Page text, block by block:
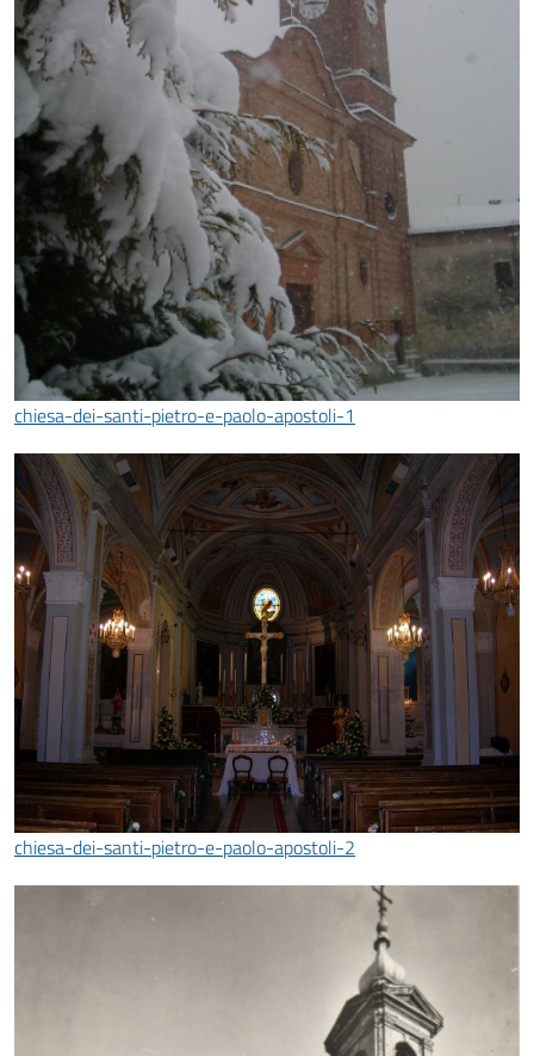
chiesa-dei-santi-pietro-e-paolo-apostoli-1
chiesa-dei-santi-pietro-e-paolo-apostoli-2